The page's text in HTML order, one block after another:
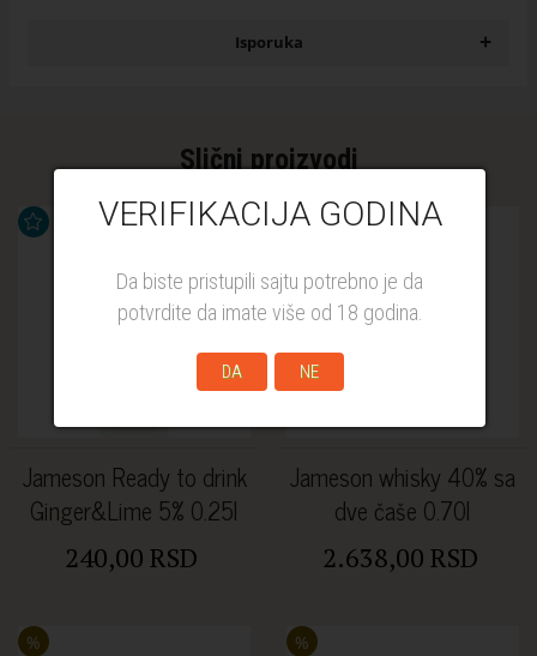
VERIFIKACIJA GODINA
Da biste pristupili sajtu potrebno je da
potvrdite da imate više od 18 godina.
DA NE
Isporuka +
Slični proizvodi
Jameson Ready to drink
Ginger&Lime 5% 0.25l
240,00 RSD
Jameson whisky 40% sa
dve čaše 0.70l
2.638,00 RSD
% %